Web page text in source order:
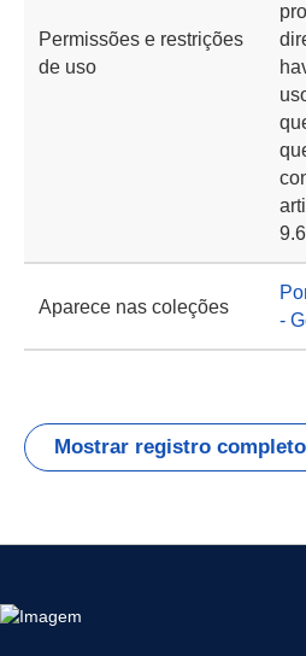
Permissões e restrições
de uso
Aparece nas coleções
-
Mostrar registro